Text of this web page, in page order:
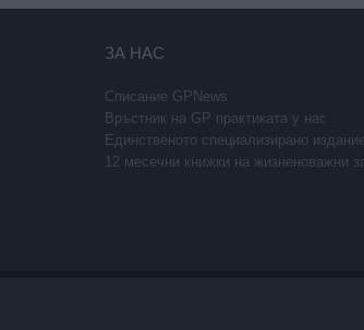
ЗА НАС
Списание GPNews
Връстник на GP практиката у нас
Единственото специализирано
12 месечни книжки на жизненоважни